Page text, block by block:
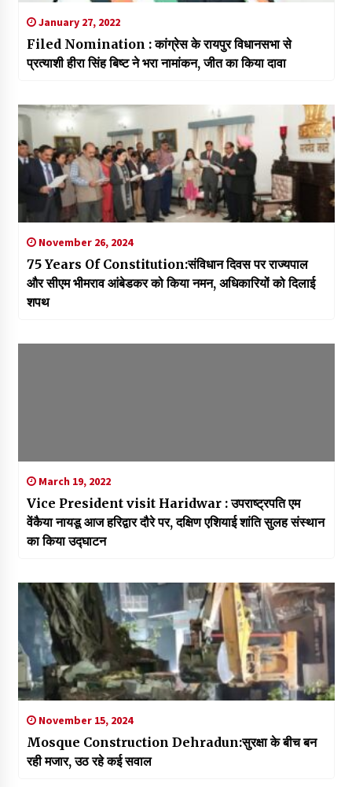
January 27, 2022
Filed Nomination : कांग्रेस के रायपुर विधानसभा से
प्रत्याशी हीरा सिंह बिष्ट ने भरा नामांकन, जीत का किया दावा
November 26, 2024
75 Years Of Constitution:संविधान दिवस पर राज्यपाल
और सीएम भीमराव आंबेडकर को किया नमन, अधिकारियों को दिलाई
शपथ
March 19, 2022
Vice President visit Haridwar : उपराष्ट्रपति एम
वेंकैया नायडू आज हरिद्वार दौरे पर, दक्षिण एशियाई शांति सुलह संस्थान
का किया उद्घाटन
November 15, 2024
Mosque Construction Dehradun:सुरक्षा के बीच बन
रही मजार, उठ रहे कई सवाल